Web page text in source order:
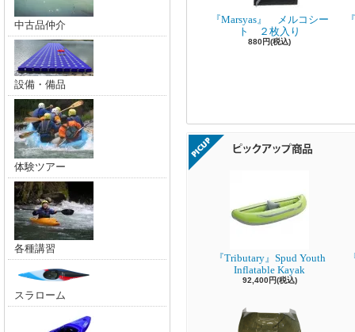
中古品仲介
設備・備品
体験ツアー
各種講習
スラローム
『Marsyas』 メルコシー
ト ２枚入り
880円(税込)
『Tributary』Spud Youth
Inflatable Kayak
92,400円(税込)